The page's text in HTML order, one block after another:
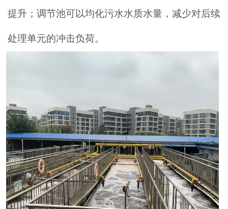
提升；调节池可以均化污水水质水量，减少对后续
处理单元的冲击负荷。